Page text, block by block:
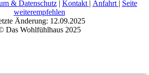
& Datenschutz| Kontakt | Anfahrt | Seite
weiterempfehlen
Änderung: 12.09.2025
Das Wohlfühlhaus 2025